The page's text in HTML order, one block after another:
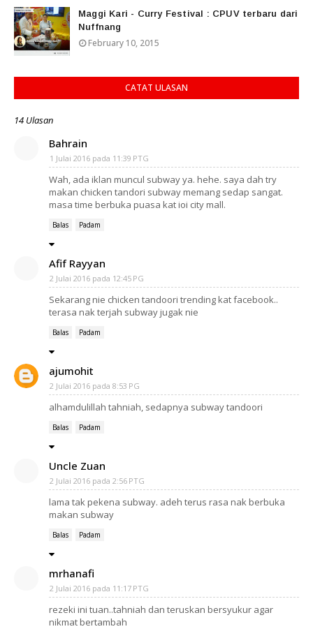
Maggi Kari - Curry Festival : CPUV terbaru dari
Nuffnang
February 10, 2015
CATAT ULASAN
14 Ulasan
Bahrain
1 Julai 2016 pada 11:39 PTG
Wah, ada iklan muncul subway ya. hehe. saya dah try
makan chicken tandori subway memang sedap sangat.
masa time berbuka puasa kat ioi city mall.
Balas Padam
Afif Rayyan
2 Julai 2016 pada 12:45 PG
Sekarang nie chicken tandoori trending kat facebook..
terasa nak terjah subway jugak nie
Balas Padam
ajumohit
2 Julai 2016 pada 8:53 PG
alhamdulillah tahniah, sedapnya subway tandoori
Balas Padam
Uncle Zuan
2 Julai 2016 pada 2:56 PTG
lama tak pekena subway. adeh terus rasa nak berbuka
makan subway
Balas Padam
mrhanafi
2 Julai 2016 pada 11:17 PTG
rezeki ini tuan..tahniah dan teruskan bersyukur agar
nikmat bertambah